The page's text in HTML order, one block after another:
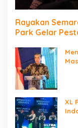
Rayakan
Park Gelar
XL